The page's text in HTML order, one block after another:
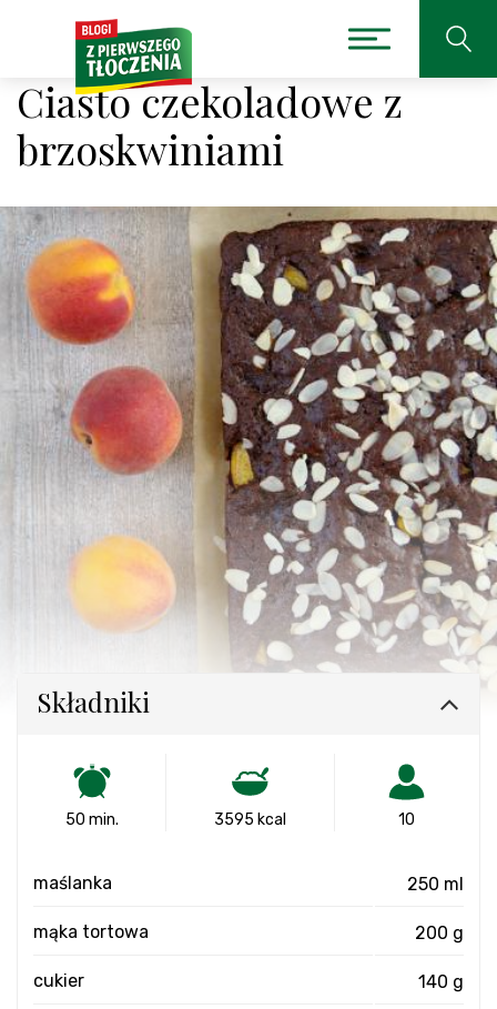
Ciasto czekoladowe z
brzoskwiniami
Składniki
50 min. 3595 kcal 10
maślanka 250 ml
mąka tortowa 200 g
cukier 140 g